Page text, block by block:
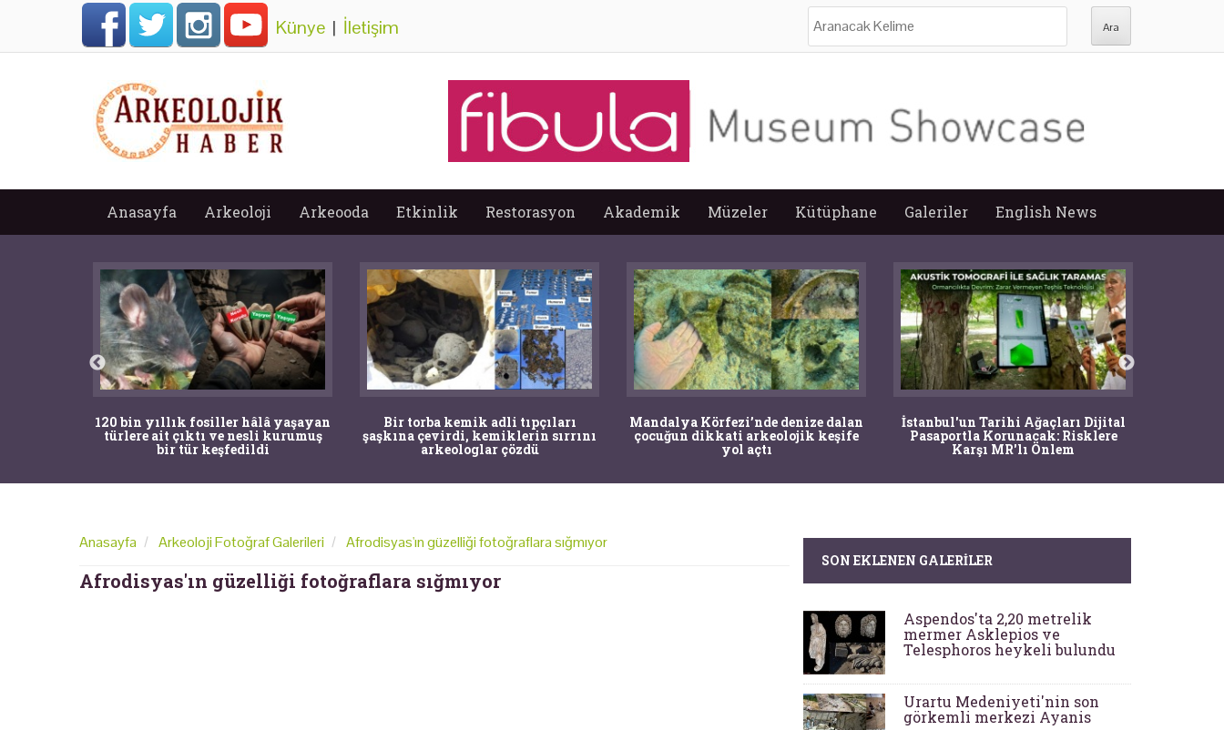
Künye | İletişim
Anasayfa Arkeoloji Arkeooda Etkinlik Restorasyon Akademik Müzeler Kütüphane Galeriler English News
120 bin yıllık fosiller hâlâ yaşayan
türlere ait çıktı ve nesli kurumuş
bir tür keşfedildi
Bir torba kemik adli tıpçıları
şaşkına çevirdi, kemiklerin sırrını
arkeologlar çözdü
Mandalya Körfezi’nde denize dalan
çocuğun dikkati arkeolojik keşife
yol açtı
İstanbul'un Tarihi Ağaçları Dijital
Pasaportla Korunacak: Risklere
Karşı MR'lı Önlem
Anasayfa Arkeoloji Fotoğraf Galerileri Afrodisyas'ın güzelliği fotoğraflara sığmıyor
Afrodisyas'ın güzelliği fotoğraflara sığmıyor
SON EKLENEN GALERILER
Aspendos'ta 2,20 metrelik
mermer Asklepios ve
Telesphoros heykeli bulundu
Urartu Medeniyeti'nin son
görkemli merkezi Ayanis